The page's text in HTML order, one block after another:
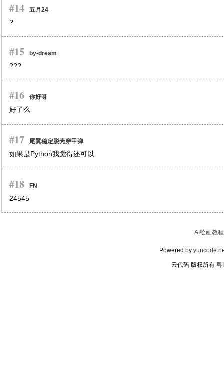
#14 五月24
?
#15 by-dream
???
#16 你好呀
好了么
#17 尾翼稳定脱壳穿甲弹
如果是Python我觉得还可以
#18 FN
24545
AI绘画教程
Powered by
云代码 版权所有 粤